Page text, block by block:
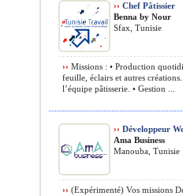
›› Chef Pâtissier
Benna by Nour
Sfax, Tunisie
›› Missions : • Production
feuille, éclairs et autres
l’équipe pâtisserie. • Gestion ...
›› Développeur
Ama Business
Manouba, Tunisie
›› (Expérimenté) Vos missions